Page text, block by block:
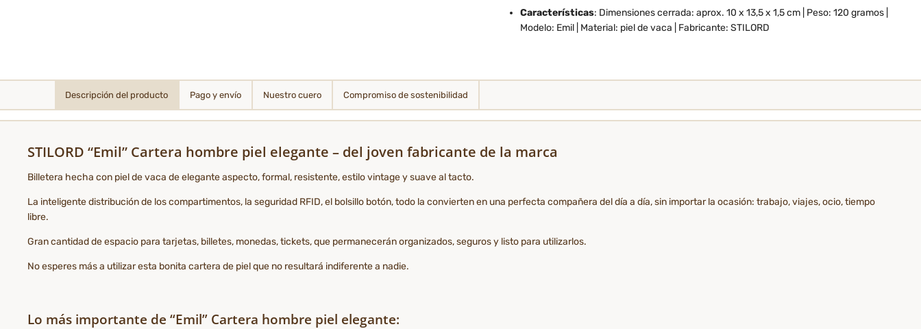
Características: Dimensiones cerrada: aprox. 10 x 13,5 x 1,5 cm | Peso: 120 gramos |
Modelo: Emil | Material: piel de vaca | Fabricante: STILORD
Descripción del producto Pago y envío Nuestro cuero Compromiso de sostenibilidad
STILORD “Emil” Cartera hombre piel elegante – del joven fabricante de la marca
Billetera hecha con piel de vaca de elegante aspecto, formal, resistente, estilo vintage y suave al tacto.
La inteligente distribución de los compartimentos, la seguridad RFID, el bolsillo botón, todo la convierten en una perfecta compañera del día a día, sin importar la ocasión: trabajo, viajes, ocio, tiempo
libre.
Gran cantidad de espacio para tarjetas, billetes, monedas, tickets, que permanecerán organizados, seguros y listo para utilizarlos.
No esperes más a utilizar esta bonita cartera de piel que no resultará indiferente a nadie.
Lo más importante de “Emil” Cartera hombre piel elegante: